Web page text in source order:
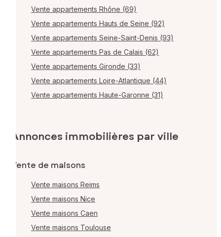
Vente appartements Rhône (69)
Vente appartements Hauts de Seine (92)
Vente appartements Seine-Saint-Denis (93)
Vente appartements Pas de Calais (62)
Vente appartements Gironde (33)
Vente appartements Loire-Atlantique (44)
Vente appartements Haute-Garonne (31)
Annonces immobilières par ville
Vente de maisons
Vente maisons Reims
Vente maisons Nice
Vente maisons Caen
Vente maisons Toulouse